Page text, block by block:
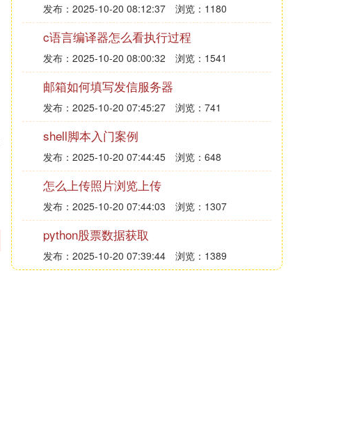
发布：2025-10-20 08:12:37 浏览：1180
c语言编译器怎么看执行过程
发布：2025-10-20 08:00:32 浏览：1541
邮箱如何填写发信服务器
发布：2025-10-20 07:45:27 浏览：741
shell脚本入门案例
发布：2025-10-20 07:44:45 浏览：648
怎么上传照片浏览上传
发布：2025-10-20 07:44:03 浏览：1307
python股票数据获取
发布：2025-10-20 07:39:44 浏览：1389